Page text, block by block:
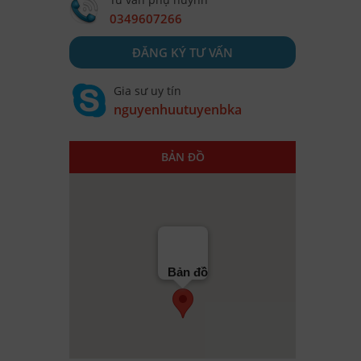
0349607266
ĐĂNG KÝ TƯ VẤN
Gia sư uy tín
nguyenhuutuyenbka
BẢN ĐỒ
Bản đồ